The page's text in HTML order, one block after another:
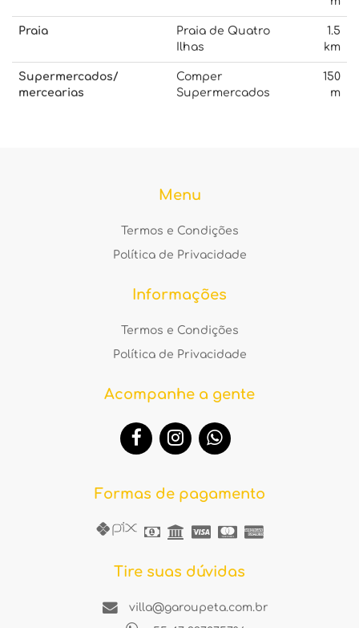
Praia
Praia de Quatro
Ilhas
1.5
km
Supermercados/
mercearias
Comper
Supermercados
150
m
Menu
Termos e Condições
Política de Privacidade
Informações
Termos e Condições
Política de Privacidade
Acompanhe a gente
Formas de pagamento
Tire suas dúvidas
villa@garoupeta.com.br